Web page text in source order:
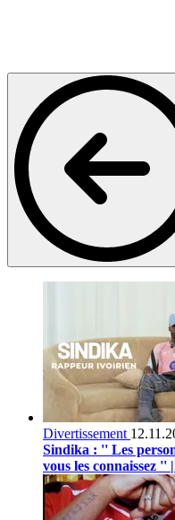
Divertissement
Sindika : '' Les
vous les connaissez ''